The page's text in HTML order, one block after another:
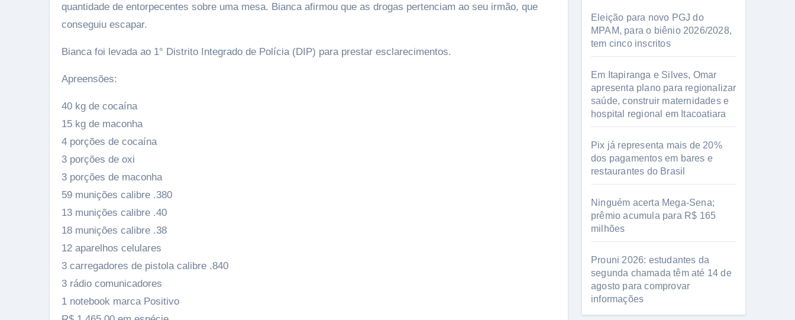
quantidade de entorpecentes sobre uma mesa. Bianca afirmou que as drogas pertenciam ao seu irmão, que
conseguiu escapar.
Bianca foi levada ao 1° Distrito Integrado de Polícia (DIP) para prestar esclarecimentos.
Apreensões:
40 kg de cocaína
15 kg de maconha
4 porções de cocaína
3 porções de oxi
3 porções de maconha
59 munições calibre .380
13 munições calibre .40
18 munições calibre .38
12 aparelhos celulares
3 carregadores de pistola calibre .840
3 rádio comunicadores
1 notebook marca Positivo
Eleição para novo PGJ do
MPAM, para o biênio 2026/2028,
tem cinco inscritos
Em Itapiranga e Silves, Omar
apresenta plano para regionalizar
saúde, construir maternidades e
hospital regional em Itacoatiara
Pix já representa mais de 20%
dos pagamentos em bares e
restaurantes do Brasil
Ninguém acerta Mega-Sena;
prêmio acumula para R$ 165
milhões
Prouni 2026: estudantes da
segunda chamada têm até 14 de
agosto para comprovar
informações